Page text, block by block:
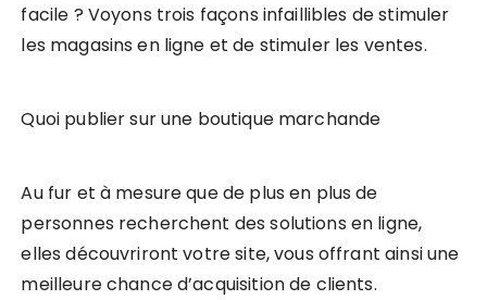
facile ? Voyons trois façons infaillibles de stimuler
les magasins en ligne et de stimuler les ventes.
Quoi publier sur une boutique marchande
Au fur et à mesure que de plus en plus de
personnes recherchent des solutions en ligne,
elles découvriront votre site, vous offrant ainsi une
meilleure chance d’acquisition de clients.